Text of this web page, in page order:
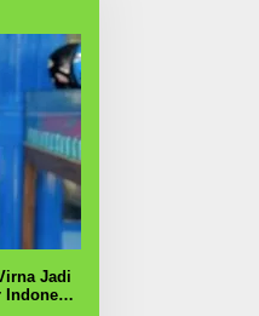
Jadi